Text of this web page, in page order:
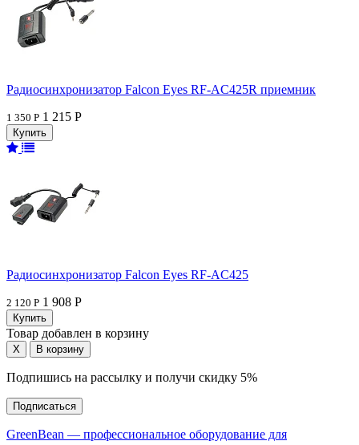
Радиосинхронизатор Falcon Eyes RF-AC425R приемник
1 350 Р 1 215 Р
Радиосинхронизатор Falcon Eyes RF-AC425
2 120 Р 1 908 Р
Товар добавлен в корзину
Подпишись на рассылку и получи скидку 5%
Подписаться
GreenBean — профессиональное оборудование для